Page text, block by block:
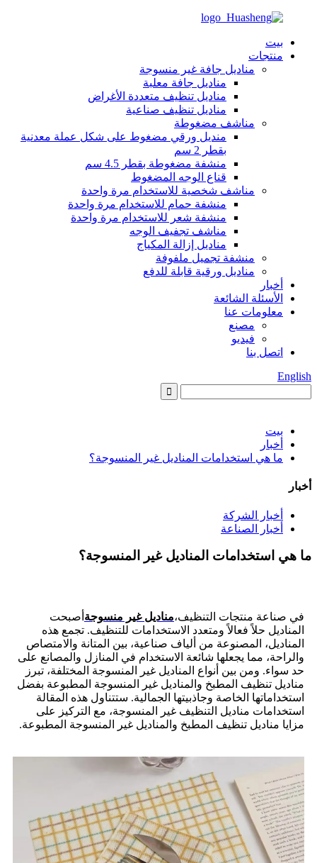
بيت
منتجات
مناديل جافة غير منسوجة
مناديل جافة معلبة
مناديل تنظيف متعددة الأغراض
مناديل تنظيف صناعية
مناشف مضغوطة
منديل ورقي مضغوط على شكل عملة معدنية
بقطر 2 سم
منشفة مضغوطة بقطر 4.5 سم
قناع الوجه المضغوط
مناشف شخصية للاستخدام مرة واحدة
منشفة حمام للاستخدام مرة واحدة
منشفة شعر للاستخدام مرة واحدة
مناشف تجفيف الوجه
مناديل إزالة المكياج
منشفة تجميل ملفوفة
مناديل ورقية قابلة للدفع
أخبار
الأسئلة الشائعة
معلومات عنا
مصنع
فيديو
اتصل بنا
English
بيت
أخبار
ما هي استخدامات المناديل غير المنسوجة؟
أخبار
أخبار الشركة
أخبار الصناعة
ما هي استخدامات المناديل غير المنسوجة؟
في صناعة منتجات التنظيف،مناديل غير منسوجة أصبحت
المناديل حلاً فعالاً ومتعدد الاستخدامات للتنظيف. تجمع هذه
المناديل، المصنوعة من ألياف صناعية، بين المتانة والامتصاص
والراحة، مما يجعلها شائعة الاستخدام في المنازل والمصانع على
حد سواء. ومن بين أنواع المناديل غير المنسوجة المختلفة، تبرز
مناديل تنظيف المطبخ والمناديل غير المنسوجة المطبوعة بفضل
استخداماتها الخاصة وجاذبيتها الجمالية. ستتناول هذه المقالة
استخدامات مناديل التنظيف غير المنسوجة، مع التركيز على
مزايا مناديل تنظيف المطبخ والمناديل غير المنسوجة المطبوعة.